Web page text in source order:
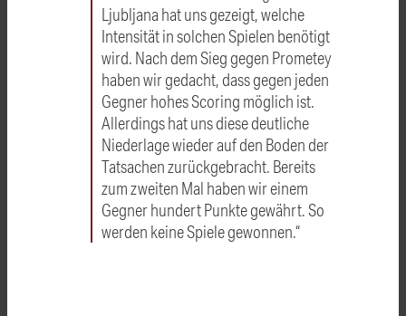
Ljubljana hat uns gezeigt, welche
Intensität in solchen Spielen benötigt
wird. Nach dem Sieg gegen Prometey
haben wir gedacht, dass gegen jeden
Gegner hohes Scoring möglich ist.
Allerdings hat uns diese deutliche
Niederlage wieder auf den Boden der
Tatsachen zurückgebracht. Bereits
zum zweiten Mal haben wir einem
Gegner hundert Punkte gewährt. So
werden keine Spiele gewonnen.“